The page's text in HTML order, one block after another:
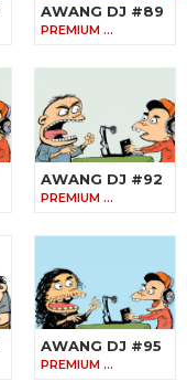
AWANG DJ #89
PREMIUM …
AWANG DJ #92
PREMIUM …
AWANG DJ #95
PREMIUM …